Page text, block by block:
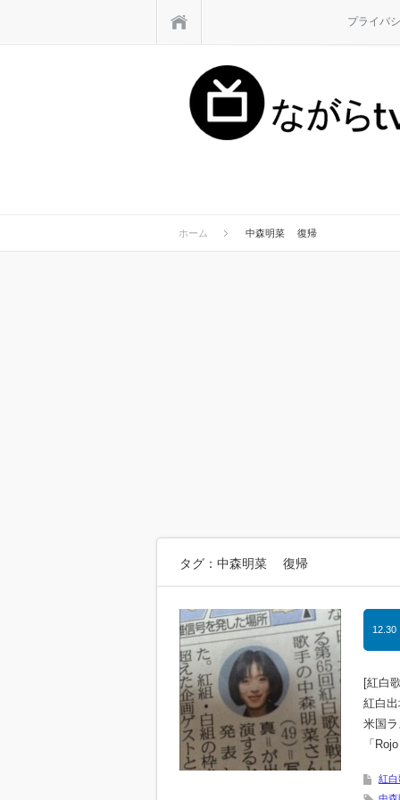
プライバ
ホーム 中森明菜 復帰
タグ：中森明菜 復帰
12.30
[紅白
紅白
米国
「
紅白